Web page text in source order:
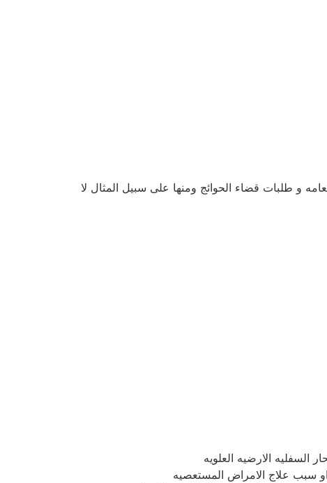
و طلبات قضاء الحوائج ومنها على سبيل المثال لا
السفليه الارضيه العلويه
سبب علاج الامراض المستعصيه